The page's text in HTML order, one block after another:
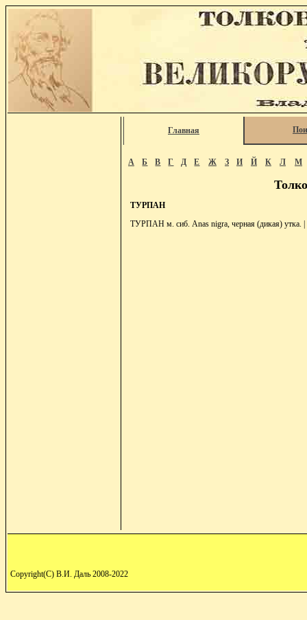
Главная
А Б В Г Д Е Ж З И Й К Л М
ТУРПАН
ТУРПАН м. сиб. Anas nigra, черная (дикая) утка.
Copyright(C) В.И. Даль 2008-2022